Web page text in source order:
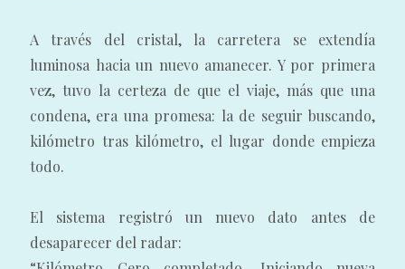
A través del cristal, la carretera se extendía
luminosa hacia un nuevo amanecer. Y por primera
vez, tuvo la certeza de que el viaje, más que una
condena, era una promesa: la de seguir buscando,
kilómetro tras kilómetro, el lugar donde empieza
todo.
El sistema registró un nuevo dato antes de
desaparecer del radar: